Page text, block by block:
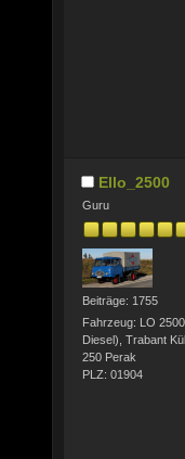
Ello_2500
Guru
Beiträge: 1755
Fahrzeug: LO
Diesel), Trabant
250 Perak
PLZ: 01904